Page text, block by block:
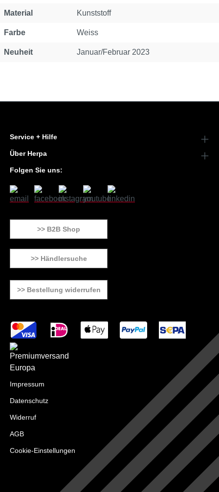
Material Kunststoff
Farbe Weiss
Neuheit Januar/Februar 2023
Service + Hilfe
Über Herpa
Folgen Sie uns:
>> B2B Shop
>> Händlersuche
>> Bestellung widerrufen
Impressum
Datenschutz
Widerruf
AGB
Cookie-Einstellungen